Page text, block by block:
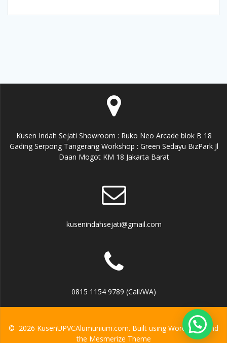
Kusen Indah Sejati Showroom : Ruko Neo Arcade blok B 18
Gading Serpong Tangerang Workshop : Green Sedayu BizPark Jl
Daan Mogot KM 18 Jakarta Barat
kusenindahsejati@gmail.com
0815 1154 9789 (Call/WA)
© 2026 KusenUPVCAlumunium.com. Built using WordPress and
the Mesmerize Theme